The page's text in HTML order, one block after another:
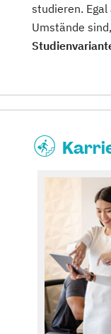
studieren.
Umstände